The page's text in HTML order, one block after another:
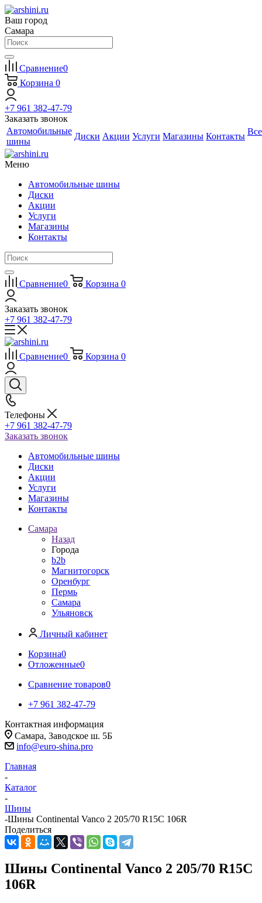
Ваш город
Самара
Сравнение0
Корзина 0
+7 961 382-47-79
Заказать звонок
Автомобильные
шины
Диски Акции Услуги Магазины Контакты Все
Меню
Автомобильные шины
Диски
Акции
Услуги
Магазины
Контакты
Сравнение0 Корзина 0
Заказать звонок
+7 961 382-47-79
Сравнение0 Корзина 0
Телефоны
+7 961 382-47-79
Заказать звонок
Автомобильные шины
Диски
Акции
Услуги
Магазины
Контакты
Самара
Назад
Города
b2b
Магнитогорск
Оренбург
Пермь
Самара
Ульяновск
Личный кабинет
Корзина0
Отложенные0
Сравнение товаров0
+7 961 382-47-79
Контактная информация
Самара, Заводское ш. 5Б
info@euro-shina.pro
Главная
-
Каталог
-
Шины
-Шины Continental Vanco 2 205/70 R15C 106R
Поделиться
Шины Continental Vanco 2 205/70 R15C
106R